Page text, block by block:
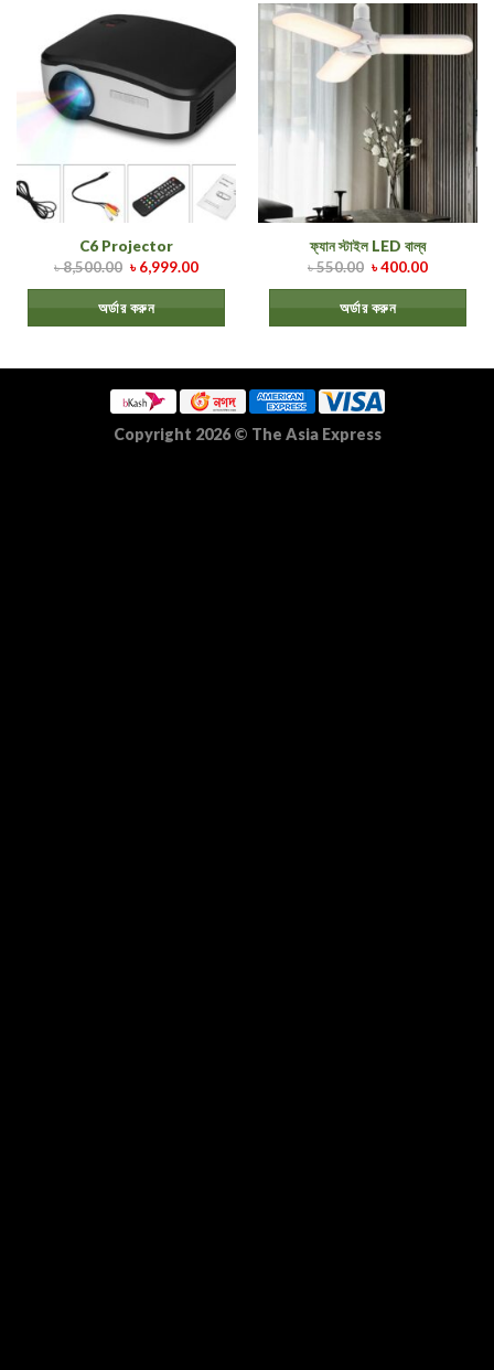
C6 Projector
৳8,500.00 ৳6,999.00
অর্ডার করুন
ফ্যান স্টাইল LED বাল্ব
৳550.00 ৳400.00
অর্ডার করুন
Copyright 2026© The Asia Express